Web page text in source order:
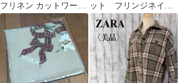
フリネン カットワーク
ジャケットトップス
ット フリンジネイビ
ー レディース 値下
げ可能